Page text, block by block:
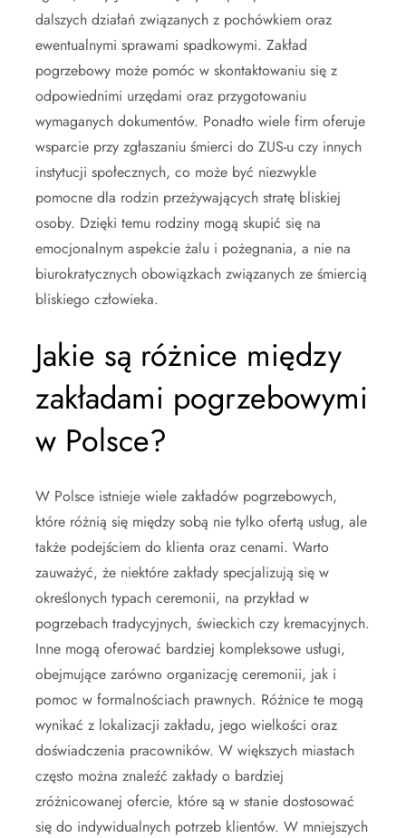
dalszych działań związanych z pochówkiem oraz
ewentualnymi sprawami spadkowymi. Zakład
pogrzebowy może pomóc w skontaktowaniu się z
odpowiednimi urzędami oraz przygotowaniu
wymaganych dokumentów. Ponadto wiele firm oferuje
wsparcie przy zgłaszaniu śmierci do ZUS-u czy innych
instytucji społecznych, co może być niezwykle
pomocne dla rodzin przeżywających stratę bliskiej
osoby. Dzięki temu rodziny mogą skupić się na
emocjonalnym aspekcie żalu i pożegnania, a nie na
biurokratycznych obowiązkach związanych ze śmiercią
bliskiego człowieka.
Jakie są różnice między
zakładami pogrzebowymi
w Polsce?
W Polsce istnieje wiele zakładów pogrzebowych,
które różnią się między sobą nie tylko ofertą usług, ale
także podejściem do klienta oraz cenami. Warto
zauważyć, że niektóre zakłady specjalizują się w
określonych typach ceremonii, na przykład w
pogrzebach tradycyjnych, świeckich czy kremacyjnych.
Inne mogą oferować bardziej kompleksowe usługi,
obejmujące zarówno organizację ceremonii, jak i
pomoc w formalnościach prawnych. Różnice te mogą
wynikać z lokalizacji zakładu, jego wielkości oraz
doświadczenia pracowników. W większych miastach
często można znaleźć zakłady o bardziej
zróżnicowanej ofercie, które są w stanie dostosować
się do indywidualnych potrzeb klientów. W mniejszych